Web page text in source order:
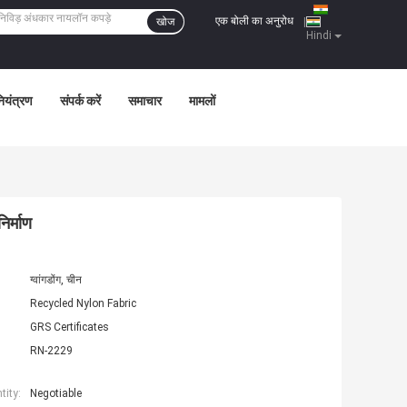
Hindi
एक बोली का अनुरोध
खोज
संपर्क करें समाचार मामलों
ग्वांगडोंग, चीन
Recycled Nylon Fabric
GRS Certificates
RN-2229
Negotiable